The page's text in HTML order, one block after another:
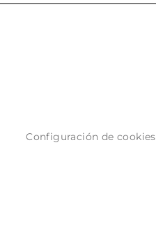
Configuración de cookies